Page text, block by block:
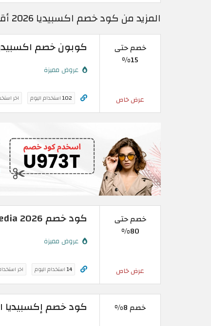
المزيد من كود خصم اكسبيديا 2026 أقوى كوبونات حتى 25% – Expedia الامارات
خصم حتى
15%
عرض خاص
كوبون خصم اكسبيديا 2026 فعال حتى 15% على رحلات
عروض مميزة
102استخدام اليوم اخر
خصم حتى
80%
عرض خاص
كود خصم Expedia 2026 | خصم حتى 80% على جميع الفنادق
عروض مميزة
14استخدام اليوم اخر
خصم 8% كود خصم إكسبيديا الامارات 2026 – خصم